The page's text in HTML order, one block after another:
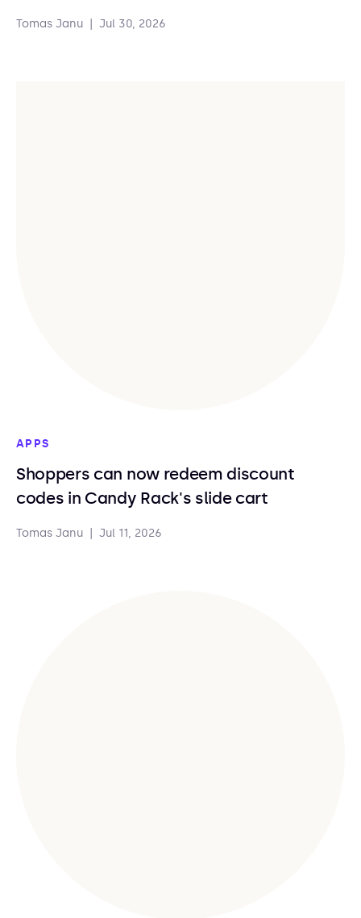
Tomas Janu Jul 30, 2026
APPS
Shoppers can now redeem discount
codes in Candy Rack's slide cart
Tomas Janu Jul 11, 2026